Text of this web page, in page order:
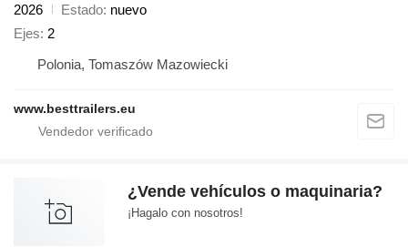
2026
Estado nuevo
Ejes 2
Polonia, Tomaszów Mazowiecki
www.besttrailers.eu
¿Vende vehículos o maquinaria?
¡Hagalo con nosotros!